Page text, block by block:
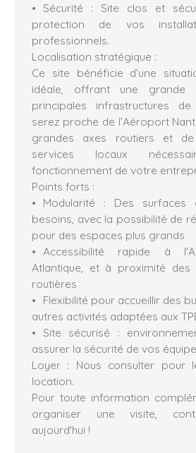
Sécurité : Site clos et
protection de vos
professionnels.
Localisation stratégique :
Ce site bénéficie d’une
idéale, offrant une grande
principales infrastructures
serez proche de l’Aéroport
grandes axes routiers et
services locaux
fonctionnement de votre
Points forts :
Modularité : Des surfaces
besoins, avec la possibilité de
pour des espaces plus grands
Accessibilité rapide à
Atlantique, et à proximité des
routières
Flexibilité pour accueillir des
autres activités adaptées aux
Site sécurisé :
assurer la sécurité de vos
Loyer : Nous consulter pour
location.
Pour toute information
organiser une visite,
aujourd'hui !